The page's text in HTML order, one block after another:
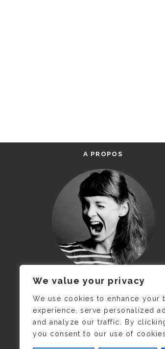
We value your privacy
We use cookies to enhance your
experience, serve personalized
and analyze our traffic. By
you consent to our use of cookies.
A PROPOS
JE M’APPELLE DELPHINE MAIS
C’EST ©CAMILLE COLLIN QUI A
PRIS CETTE PHOTO !